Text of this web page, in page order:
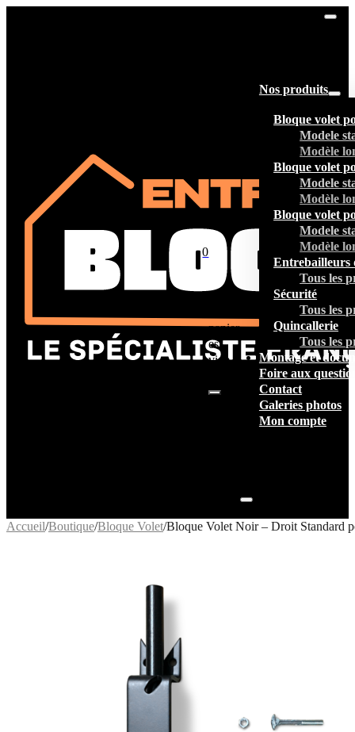
Nos produits
Bloque volet
Modele
Modèle
Bloque volet
Modele
Modèle
Bloque volet
Modele
Modèle
Entrebailleurs
Tous les
Sécurité
Tous les
Quincallerie
Tous les
Montage et
Foire aux
Contact
Galeries photos
Mon compte
0
panier
est
vide.
Accueil/Boutique/Bloque Volet/Bloque Volet Noir – Droit Standard